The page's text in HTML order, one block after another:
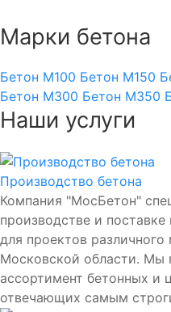
Марки бетона
Бетон М100 Бетон М150
Бетон М300 Бетон М350
Наши услуги
Производство бетона
Компания "МосБетон"
производстве и
для проектов
Московской области. Мы
ассортимент бетонных и
отвечающих самым